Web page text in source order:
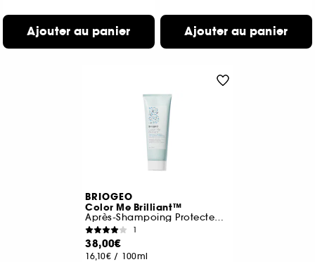
Ajouter au panier Ajouter au panier
BRIOGEO
Color Me Brilliant™
Après-Shampoing Protecteur de Couleur
1
38,00€
16,10€ / 100ml